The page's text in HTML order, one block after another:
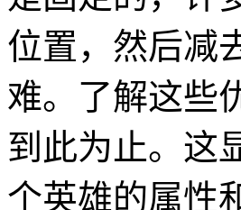
位置，然后减
难。了解这些
到此为止。这
个英雄的属性